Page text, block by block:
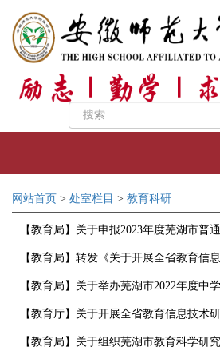
网站首页 > 处室栏目 > 教育科研
【教育局】关于申报2023年度芜湖市普